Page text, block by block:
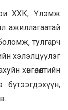
ХХК, Үлэмж
ажиллагаатай
тулгарч
хэлэлцүүлэг
хөнгөлөлтийн